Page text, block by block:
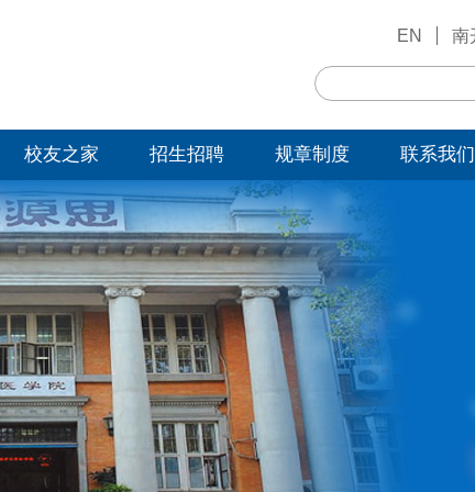
EN 南
校友之家 招生招聘 规章制度 联系我们